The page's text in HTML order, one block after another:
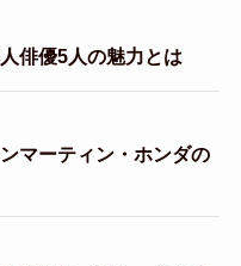
俳優5人の魅力とは
マーティン・ホンダの